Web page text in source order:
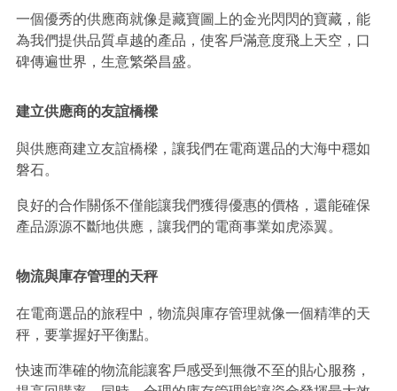
一個優秀的供應商就像是藏寶圖上的金光閃閃的寶藏，能
為我們提供品質卓越的產品，使客戶滿意度飛上天空，口
碑傳遍世界，生意繁榮昌盛。
建立供應商的友誼橋樑
與供應商建立友誼橋樑，讓我們在電商選品的大海中穩如
磐石。
良好的合作關係不僅能讓我們獲得優惠的價格，還能確保
產品源源不斷地供應，讓我們的電商事業如虎添翼。
物流與庫存管理的天秤
在電商選品的旅程中，物流與庫存管理就像一個精準的天
秤，要掌握好平衡點。
快速而準確的物流能讓客戶感受到無微不至的貼心服務，